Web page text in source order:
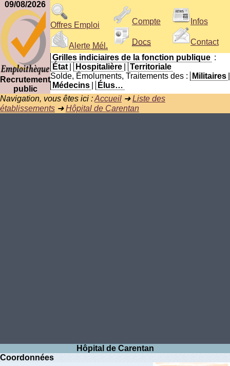
09/08/2026
Recrutement
public
Offres Emploi
Alerte Mél.
Compte
Docs
Infos
Contact
Grilles indiciaires de la fonction publique :
État
Hospitalière
Territoriale
Solde, Émoluments, Traitements des :
Militaires
Médecins
Élus…
Navigation, vous êtes ici :Accueil ➜Liste des
établissements ➜Hôpital de Carentan
Hôpital de Carentan
Coordonnées